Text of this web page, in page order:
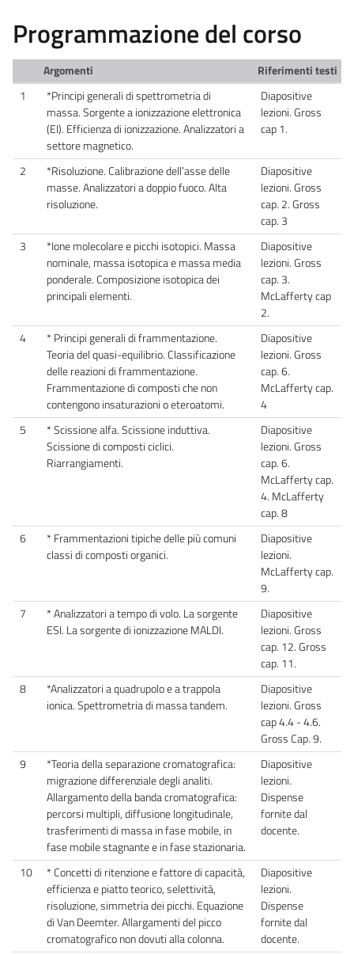
Programmazione del corso
Argomenti
Riferimenti testi
1
*Principi generali di spettrometria di
massa. Sorgente a ionizzazione elettronica
(EI). Efficienza di ionizzazione. Analizzatori a
settore magnetico.
Diapositive
lezioni. Gross
cap 1.
2
*Risoluzione. Calibrazione dell’asse delle
masse. Analizzatori a doppio fuoco. Alta
risoluzione.
Diapositive
lezioni. Gross
cap. 2. Gross
cap. 3
3
*Ione molecolare e picchi isotopici. Massa
nominale, massa isotopica e massa media
ponderale. Composizione isotopica dei
principali elementi.
Diapositive
lezioni. Gross
cap. 3.
McLafferty cap
2.
4
* Principi generali di frammentazione.
Teoria del quasi-equilibrio. Classificazione
delle reazioni di frammentazione.
Frammentazione di composti che non
contengono insaturazioni o eteroatomi.
Diapositive
lezioni. Gross
cap. 6.
McLafferty cap.
4
5
* Scissione alfa. Scissione induttiva.
Scissione di composti ciclici.
Riarrangiamenti.
Diapositive
lezioni. Gross
cap. 6.
McLafferty cap.
4. McLafferty
cap. 8
6
* Frammentazioni tipiche delle più comuni
classi di composti organici.
Diapositive
lezioni.
McLafferty cap.
9.
7
* Analizzatori a tempo di volo. La sorgente
ESI. La sorgente di ionizzazione MALDI.
Diapositive
lezioni. Gross
cap. 12. Gross
cap. 11.
8
*Analizzatori a quadrupolo e a trappola
ionica. Spettrometria di massa tandem.
Diapositive
lezioni. Gross
cap 4.4 - 4.6.
Gross Cap. 9.
9
*Teoria della separazione cromatografica:
migrazione differenziale degli analiti.
Allargamento della banda cromatografica:
percorsi multipli, diffusione longitudinale,
trasferimenti di massa in fase mobile, in
fase mobile stagnante e in fase stazionaria.
Diapositive
lezioni.
Dispense
fornite dal
docente.
10
* Concetti di ritenzione e fattore di capacità,
efficienza e piatto teorico, selettività,
risoluzione, simmetria dei picchi. Equazione
di Van Deemter. Allargamenti del picco
cromatografico non dovuti alla colonna.
Diapositive
lezioni.
Dispense
fornite dal
docente.